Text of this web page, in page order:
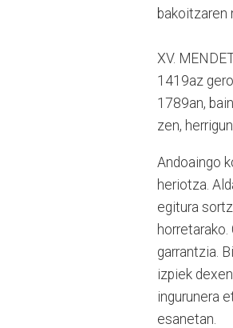
bakoitzaren
XV.
1419az
1789an,
zen,
Andoaingo
heriotza.
egitura
garrantzia.
izpiek
ingurunera
esanetan.